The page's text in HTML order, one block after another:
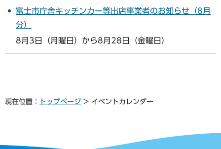
富士市庁舎キッチンカー等出店事業者のお知らせ（8月
分）
8月3日（月曜日）から8月28日（金曜日）
現在位置： トップページ > イベントカレンダー